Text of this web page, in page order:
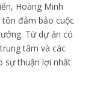
Hoàng Minh
tôn đảm bảo cuộc
Từ dự án có
tâm và các
sự thuận lợi nhất